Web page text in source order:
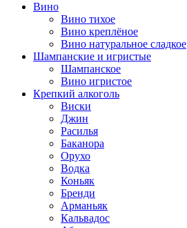
Вино
Вино тихое
Вино креплёное
Вино натуральное сладкое
Шампанские и игристые
Шампанское
Вино игристое
Крепкий алкоголь
Виски
Джин
Расилья
Баканора
Орухо
Водка
Коньяк
Бренди
Арманьяк
Кальвадос